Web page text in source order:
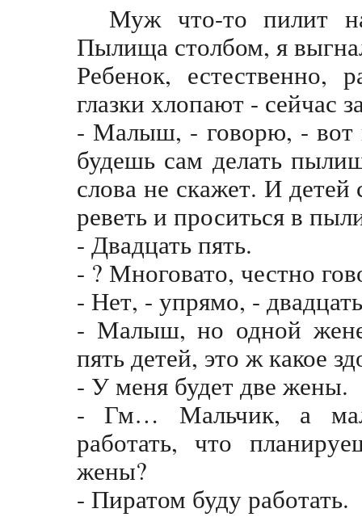
Муж что-то пилит
Пылища столбом, я
Ребенок, естественно,
глазки хлопают - сейчас
- Малыш, - говорю, - вот
будешь сам делать
слова не скажет. И
реветь и проситься в
- Двадцать пять.
- ? Многовато, честно
- Нет, - упрямо, -
- Малыш, но одной жене
пять детей, это ж какое
- У меня будет две жены.
- Гм… Мальчик, а
работать, что
жены?
- Пиратом буду работать.